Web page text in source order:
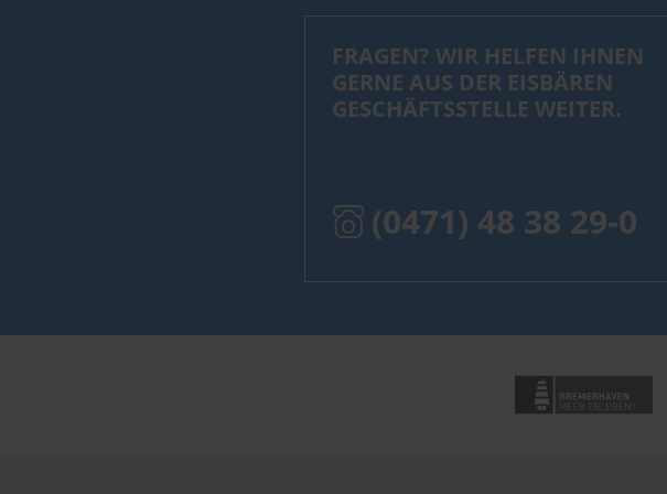
FRAGEN? WIR HELFEN IHNEN
GERNE AUS DER EISBÄREN
GESCHÄFTSSTELLE WEITER.
(0471) 48 38 29-0